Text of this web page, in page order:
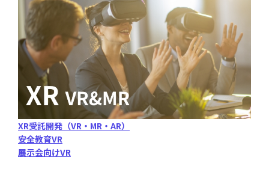
XR受託開発（VR・MR・AR）
安全教育VR
展示会向けVR